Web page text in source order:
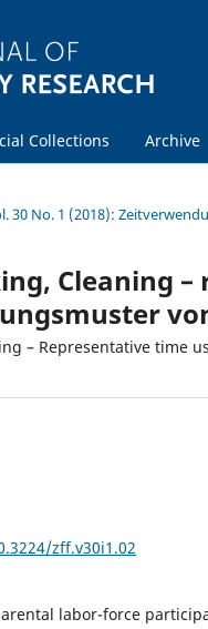
Collections Archive
30 No. 1 (2018):
Cleaning
– Representative time
zff.v30i1.02
labor-force